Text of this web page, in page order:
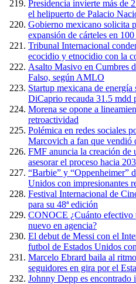
Presidencia invierte más de
el helipuerto de Palacio
Gobierno mexicano solicita
expansión de cárteles en 100
Tribunal Internacional
ecocidio y etnocidio con la
Asalto Masivo en Cumbres
Falso, según AMLO
Startup mexicana de
DiCaprio recauda 31.5 mdd
Morena se opone a
retroactividad
Polémica en redes sociales
Marcovich a fan que vendió
FMF anuncia la creación de
asesorar el proceso hacia
“Barbie” y “Oppenheimer”
Unidos con impresionantes
Festival Internacional de
para su 48ª edición
CONOCE ¿Cuánto efectivo
nuevo en agencia?
El debut de Messi con el
futbol de Estados Unidos
Marcelo Ebrard baila al
seguidores en gira por el
Johnny Depp es encontrado